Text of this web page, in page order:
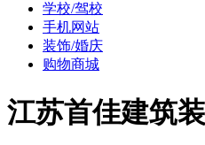
学校/驾校
手机网站
装饰/婚庆
购物商城
江苏首佳建筑